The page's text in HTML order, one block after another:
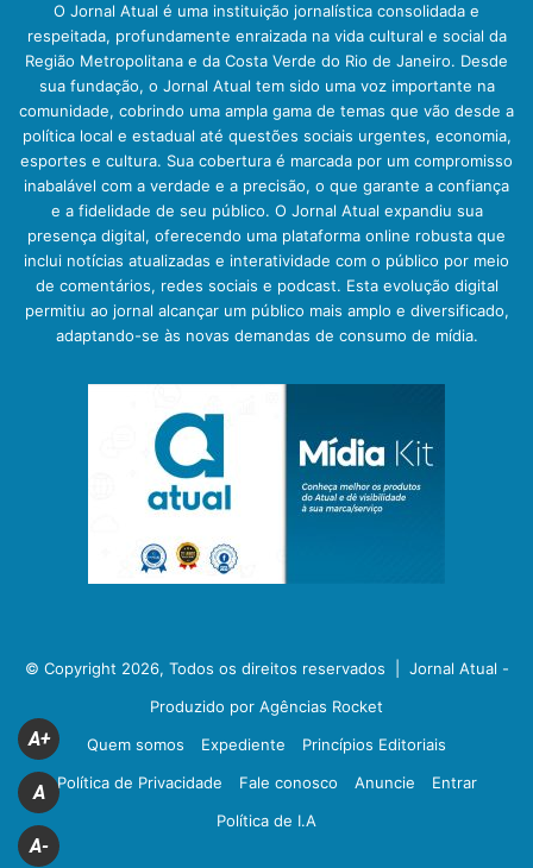
O Jornal Atual é uma instituição jornalística consolidada e
respeitada, profundamente enraizada na vida cultural e social da
Região Metropolitana e da Costa Verde do Rio de Janeiro. Desde
sua fundação, o Jornal Atual tem sido uma voz importante na
comunidade, cobrindo uma ampla gama de temas que vão desde a
política local e estadual até questões sociais urgentes, economia,
esportes e cultura. Sua cobertura é marcada por um compromisso
inabalável com a verdade e a precisão, o que garante a confiança
e a fidelidade de seu público. O Jornal Atual expandiu sua
presença digital, oferecendo uma plataforma online robusta que
inclui notícias atualizadas e interatividade com o público por meio
de comentários, redes sociais e podcast. Esta evolução digital
permitiu ao jornal alcançar um público mais amplo e diversificado,
adaptando-se às novas demandas de consumo de mídia.
© Copyright 2026, Todos os direitos reservados | Jornal Atual -
Produzido por Agências Rocket
Quem somos
Expediente
Princípios Editoriais
Política de Privacidade
Fale conosco Anuncie
Entrar
Política de I.A
A+
A
A-